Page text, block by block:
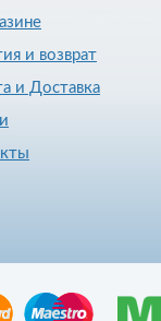
и возврат
и Доставка